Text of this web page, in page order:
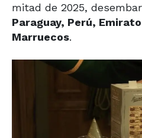
mitad de 2025,
Paraguay, Perú,
Marruecos.